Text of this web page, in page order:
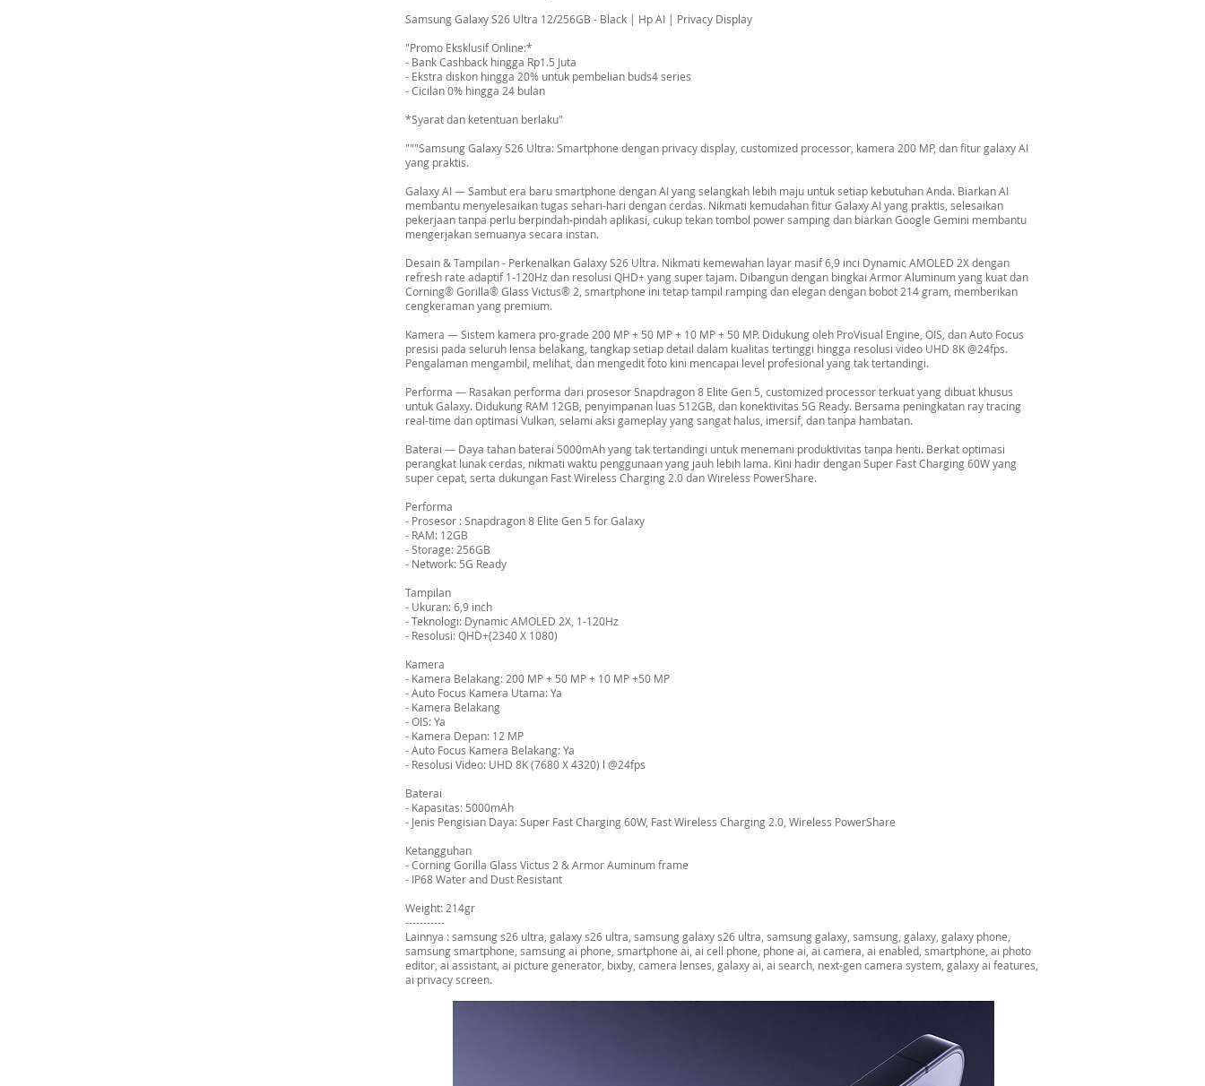
Samsung Galaxy S26 Ultra 12/256GB - Black | Hp AI | Privacy Display
"Promo Eksklusif Online:*
- Bank Cashback hingga Rp1.5 Juta
- Ekstra diskon hingga 20% untuk pembelian buds4 series
- Cicilan 0% hingga 24 bulan
*Syarat dan ketentuan berlaku"
"""Samsung Galaxy S26 Ultra: Smartphone dengan privacy display, customized processor, kamera 200 MP, dan fitur galaxy AI
yang praktis.
Galaxy AI — Sambut era baru smartphone dengan AI yang selangkah lebih maju untuk setiap kebutuhan Anda. Biarkan AI
membantu menyelesaikan tugas sehari-hari dengan cerdas. Nikmati kemudahan fitur Galaxy AI yang praktis, selesaikan
pekerjaan tanpa perlu berpindah-pindah aplikasi, cukup tekan tombol power samping dan biarkan Google Gemini membantu
mengerjakan semuanya secara instan.
Desain & Tampilan - Perkenalkan Galaxy S26 Ultra. Nikmati kemewahan layar masif 6,9 inci Dynamic AMOLED 2X dengan
refresh rate adaptif 1-120Hz dan resolusi QHD+ yang super tajam. Dibangun dengan bingkai Armor Aluminum yang kuat dan
Corning® Gorilla® Glass Victus® 2, smartphone ini tetap tampil ramping dan elegan dengan bobot 214 gram, memberikan
cengkeraman yang premium.
Kamera — Sistem kamera pro-grade 200 MP + 50 MP + 10 MP + 50 MP. Didukung oleh ProVisual Engine, OIS, dan Auto Focus
presisi pada seluruh lensa belakang, tangkap setiap detail dalam kualitas tertinggi hingga resolusi video UHD 8K @24fps.
Pengalaman mengambil, melihat, dan mengedit foto kini mencapai level profesional yang tak tertandingi.
Performa — Rasakan performa dari prosesor Snapdragon 8 Elite Gen 5, customized processor terkuat yang dibuat khusus
untuk Galaxy. Didukung RAM 12GB, penyimpanan luas 512GB, dan konektivitas 5G Ready. Bersama peningkatan ray tracing
real-time dan optimasi Vulkan, selami aksi gameplay yang sangat halus, imersif, dan tanpa hambatan.
Baterai — Daya tahan baterai 5000mAh yang tak tertandingi untuk menemani produktivitas tanpa henti. Berkat optimasi
perangkat lunak cerdas, nikmati waktu penggunaan yang jauh lebih lama. Kini hadir dengan Super Fast Charging 60W yang
super cepat, serta dukungan Fast Wireless Charging 2.0 dan Wireless PowerShare.
Performa
- Prosesor : Snapdragon 8 Elite Gen 5 for Galaxy
- RAM: 12GB
- Storage: 256GB
- Network: 5G Ready
Tampilan
- Ukuran: 6,9 inch
- Teknologi: Dynamic AMOLED 2X, 1-120Hz
- Resolusi: QHD+(2340 X 1080)
Kamera
- Kamera Belakang: 200 MP + 50 MP + 10 MP +50 MP
- Auto Focus Kamera Utama: Ya
- Kamera Belakang
- OIS: Ya
- Kamera Depan: 12 MP
- Auto Focus Kamera Belakang: Ya
- Resolusi Video: UHD 8K (7680 X 4320) l @24fps
Baterai
- Kapasitas: 5000mAh
- Jenis Pengisian Daya: Super Fast Charging 60W, Fast Wireless Charging 2.0, Wireless PowerShare
Ketangguhan
- Corning Gorilla Glass Victus 2 & Armor Auminum frame
- IP68 Water and Dust Resistant
Weight: 214gr
-----------
Lainnya : samsung s26 ultra, galaxy s26 ultra, samsung galaxy s26 ultra, samsung galaxy, samsung, galaxy, galaxy phone,
samsung smartphone, samsung ai phone, smartphone ai, ai cell phone, phone ai, ai camera, ai enabled, smartphone, ai photo
editor, ai assistant, ai picture generator, bixby, camera lenses, galaxy ai, ai search, next-gen camera system, galaxy ai features,
ai privacy screen.